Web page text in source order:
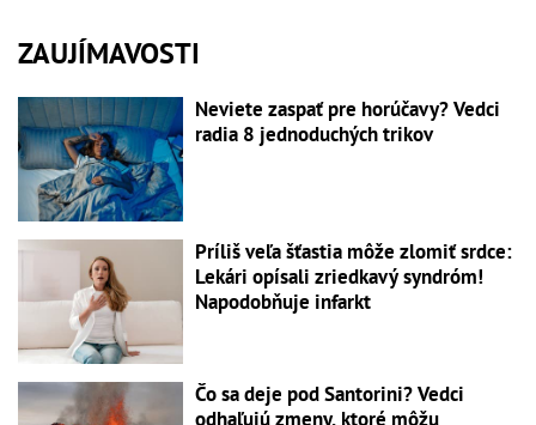
ZAUJÍMAVOSTI
Neviete zaspať pre horúčavy? Vedci
radia 8 jednoduchých trikov
Príliš veľa šťastia môže zlomiť srdce:
Lekári opísali zriedkavý syndróm!
Napodobňuje infarkt
Čo sa deje pod Santorini? Vedci
odhaľujú zmeny, ktoré môžu